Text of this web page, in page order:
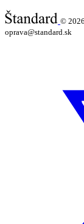
© 2026
oprava@standard.sk